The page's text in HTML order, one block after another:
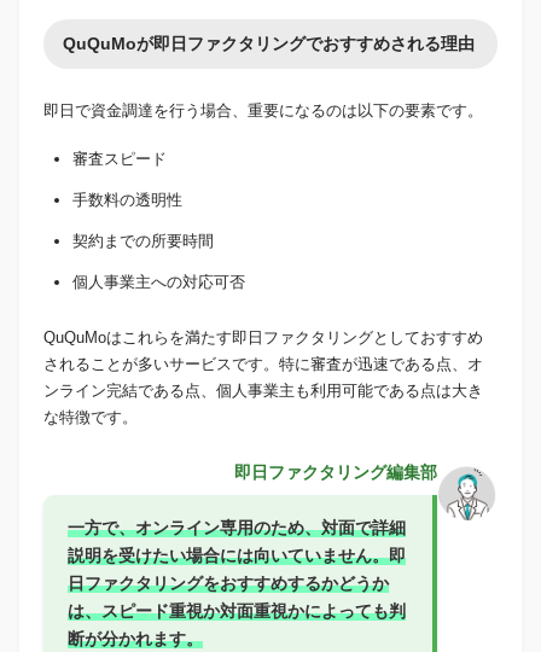
QuQuMoが即日ファクタリングでおすすめされる理由
即日で資金調達を行う場合、重要になるのは以下の要素です。
審査スピード
手数料の透明性
契約までの所要時間
個人事業主への対応可否
QuQuMoはこれらを満たす即日ファクタリングとしておすすめ
されることが多いサービスです。特に審査が迅速である点、オ
ンライン完結である点、個人事業主も利用可能である点は大き
な特徴です。
即日ファクタリング編集部
一方で、オンライン専用のため、対面で詳細
説明を受けたい場合には向いていません。即
日ファクタリングをおすすめするかどうか
は、スピード重視か対面重視かによっても判
断が分かれます。